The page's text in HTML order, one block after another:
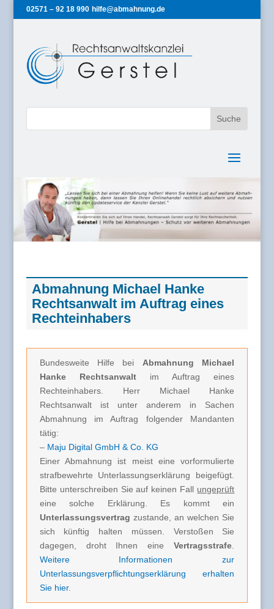
02571 – 92 18 990 hilfe@abmahnung.de
Abmahnung Michael Hanke
Rechtsanwalt im Auftrag eines
Rechteinhabers
Bundesweite Hilfe bei Abmahnung Michael
Hanke Rechtsanwalt im Auftrag eines
Rechteinhabers. Herr Michael Hanke
Rechtsanwalt ist unter anderem in Sachen
Abmahnung im Auftrag folgender Mandanten
tätig:
– Maju Digital GmbH & Co. KG
Einer Abmahnung ist meist eine vorformulierte
strafbewehrte Unterlassungserklärung beigefügt.
Bitte unterschreiben Sie auf keinen Fall ungeprüft
eine solche Erklärung. Es kommt ein
Unterlassungsvertrag zustande, an welchen Sie
sich künftig halten müssen. Verstoßen Sie
dagegen, droht Ihnen eineVertragsstrafe.
Weitere Informationen zur
Unterlassungsverpflichtungserklärung erhalten
Sie hier.